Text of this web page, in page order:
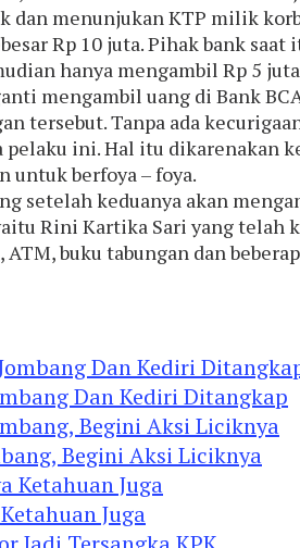
dan menunjukan KTP milik
Rp 10 juta. Pihak bank
hanya mengambil Rp 5
mengambil uang di Bank
tersebut. Tanpa ada
ini. Hal itu dikarenakan
untuk berfoya – foya.
setelah keduanya akan
Rini Kartika Sari yang telah
buku tabungan dan
Dan Kediri Ditangkap
Begini Aksi Liciknya
Juga